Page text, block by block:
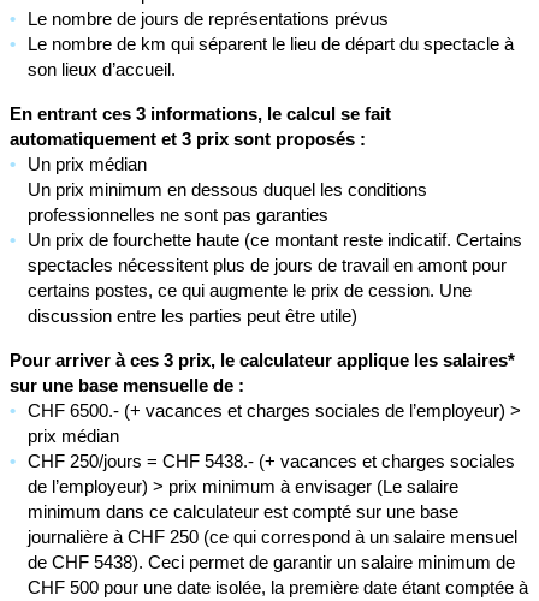
Le nombre de jours de représentations prévus
Le nombre de km qui séparent le lieu de départ du spectacle à
son lieux d’accueil.
En entrant ces 3 informations, le calcul se fait
automatiquement et 3 prix sont proposés :
Un prix médian
Un prix minimum en dessous duquel les conditions
professionnelles ne sont pas garanties
Un prix de fourchette haute (ce montant reste indicatif. Certains
spectacles nécessitent plus de jours de travail en amont pour
certains postes, ce qui augmente le prix de cession. Une
discussion entre les parties peut être utile)
Pour arriver à ces 3 prix, le calculateur applique les salaires*
sur une base mensuelle de :
CHF 6500.- (+ vacances et charges sociales de l’employeur) >
prix médian
CHF 250/jours = CHF 5438.- (+ vacances et charges sociales
de l’employeur) > prix minimum à envisager (Le salaire
minimum dans ce calculateur est compté sur une base
journalière à CHF 250 (ce qui correspond à un salaire mensuel
de CHF 5438). Ceci permet de garantir un salaire minimum de
CHF 500 pour une date isolée, la première date étant comptée à